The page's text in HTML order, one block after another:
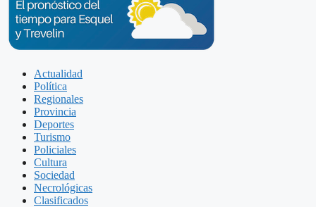
Actualidad
Política
Regionales
Provincia
Deportes
Turismo
Policiales
Cultura
Sociedad
Necrológicas
Clasificados